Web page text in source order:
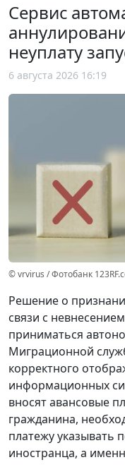
Сервис
неуплату
6 августа 2026 16:19
© vrvirus / Фотобанк
Решение о
связи с
приниматься
Миграционной
корректного
информационных
вносят авансовые
гражданина,
платежу указывать
иностранца, а